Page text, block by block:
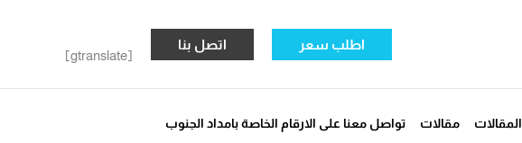
اطلب سعر اتصل بنا
[gtranslate]
المقالات مقالات تواصل معنا على الارقام الخاصة بامداد الجنوب